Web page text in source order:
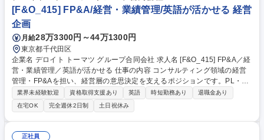
[F&O_415] FP&A/経営・業績管理/英語が活かせる 経営
企画
月給28万3300円～44万1300円
東京都千代田区
企業名 デロイト トーマツ グループ合同会社 求人名 [F&O_415] FP&A／経
営・業績管理／英語が活かせる 仕事の内容 コンサルティング領域の経営
管理・FP&Aを担い、経営層の意思決定を支えるポジションです。PL・各
種KPIの管理、予実分析、業績予測、シミュレーション、経営会議向けレ
ポーティングなどを通じて、経営企画・ CFO・事業責任者の意思決定を
支援していただきます。 【60％】■コンサルティングファーム及び関連子
会社の経営管理・業績管理（計数管理業務）■経営層（経営企画、COO、
CFO、事業部長等の執行役員）に対する管理会計及び財務領域のレポーテ
業界未経験歓迎 資格取得支援あり 英語 時短勤務あり
退職金あり
在宅OK
完全週休2日制 土日祝休み
正社員